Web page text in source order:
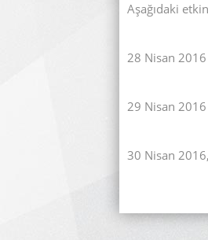
Aşağıdaki
28 Nisan
29 Nisan
30 Nisan